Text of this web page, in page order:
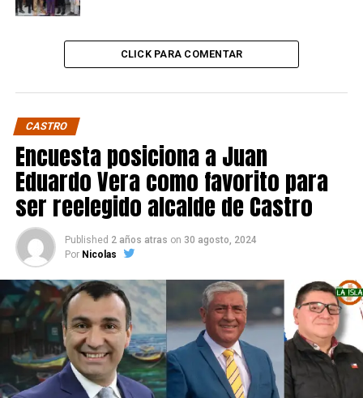
CLICK PARA COMENTAR
CASTRO
Encuesta posiciona a Juan
Eduardo Vera como favorito para
ser reelegido alcalde de Castro
Published 2 años atras on 30 agosto, 2024
Por Nicolas